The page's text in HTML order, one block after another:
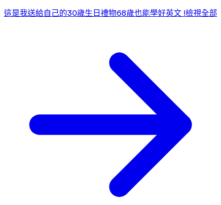
這是我送給自己的30歲生日禮物68歲也能學好英文 !檢視全部